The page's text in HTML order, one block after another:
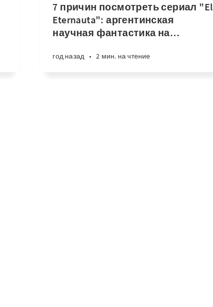
7 причин посмотреть сериал "El
Eternauta": аргентинская
научная фантастика на…
год назад • 2 мин. на чтение